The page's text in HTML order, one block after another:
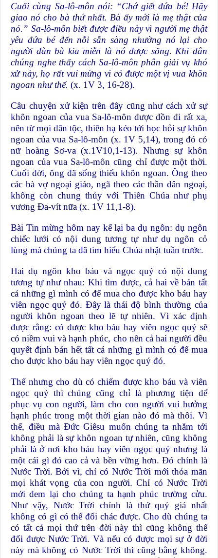
Cuối cùng Sa-lô-môn nói: “Chớ giết đứa bé! Hãy
giao nó cho bà thứ nhất. Bà ấy mới là mẹ thật của
nó.” Sa-lô-môn biết được điều này vì người mẹ thật
yêu đứa bé đến nỗi sẵn sàng nhường nó lại cho
người đàn bà kia miễn là nó được sống. Khi dân
chúng nghe thấy cách Sa-lô-môn phân giải vụ khó
xử này, họ rất vui mừng vì có được một vị vua khôn
ngoan như thế. (x. 1V 3, 16-28).
Câu chuyện xử kiện trên đây cũng như cách xử sự
khôn ngoan của vua Sa-lô-môn được đồn đi rất xa,
nên từ mọi dân tộc, thiên hạ kéo tới học hỏi sự khôn
ngoan của vua Sa-lô-môn (x. 1V 5,14), trong đó có
nữ hoàng Sơ-va (x.1V10,1-13). Nhưng sự khôn
ngoan của vua Sa-lô-môn cũng chỉ được một thời.
Cuối đời, ông đã sống thiếu khôn ngoan. Ông theo
các bà vợ ngoại giáo, ngã theo các thần dân ngoại,
không còn chung thủy với Thiên Chúa như phụ
vương Đa-vít nữa (x. 1V 11,1-8).
Bài Tin mừng hôm nay kể lại ba dụ ngôn: dụ ngôn
chiếc lưới có nội dung tương tự như dụ ngôn cỏ
lùng mà chúng ta đã tìm hiểu Chúa nhật tuần trước.
Hai dụ ngôn kho báu và ngọc quý có nội dung
tương tự như nhau: Khi tìm được, cả hai về bán tất
cả những gì mình có để mua cho được kho báu hay
viên ngọc quý đó. Đây là thái độ bình thường của
người khôn ngoan theo lẽ tự nhiên. Vì xác định
được rằng: có được kho báu hay viên ngọc quý sẽ
có niềm vui và hạnh phúc, cho nên cả hai người đều
quyết định bán hết tất cả những gì mình có để mua
cho được kho báu hay viên ngọc quý đó.
Thế nhưng cho dù có chiếm được kho báu và viên
ngọc quý thì chúng cũng chỉ là phương tiện để
phục vụ con người, làm cho con người vui hưởng
hạnh phúc trong một thời gian nào đó mà thôi. Vì
thế, điều mà Đức Giêsu muốn chúng ta nhắm tới
không phải là sự khôn ngoan tự nhiên, cũng không
phải là ở nơi kho báu hay viên ngọc quý nhưng là
một cái gì đó cao cả và bền vững hơn. Đó chính là
Nước Trời. Bởi vì, chỉ có Nước Trời mới thỏa mãn
mọi khát vọng của con người. Chỉ có Nước Trời
mới đem lại cho chúng ta hạnh phúc trường cửu.
Như vậy, Nước Trời chính là thứ quý giá nhất
không có gì có thể đổi chác được. Cho dù chúng ta
có tất cả mọi thứ trên đời này thì cũng không thể
đổi được Nước Trời. Và nếu có được mọi sự ở đời
này mà không có Nước Trời thì cũng bằng không.